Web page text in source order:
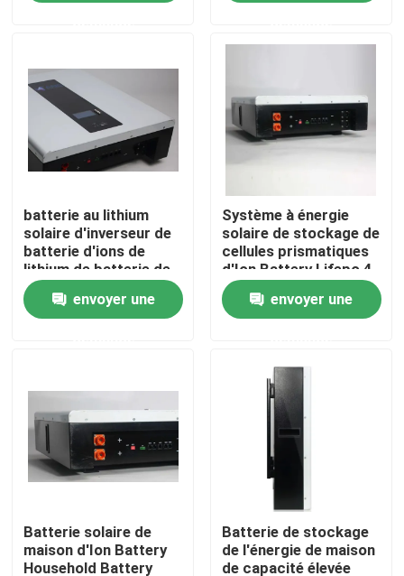
Produits
A propos de nous
Visite d'usine
Contrôle de la qualité
nouvelles
Tous les cas
Systèmes de stockage de batterie résidentiels
batterie au lithium
solaire d'inverseur de
batterie d'ions de
lithium de batterie de
51.2V 48V LiFePO4
envoyer une
Système à énergie
solaire de stockage de
cellules prismatiques
d'Ion Battery Lifepo 4
de lithium
envoyer une
Batterie solaire de
maison d'Ion Battery
Household Battery
Batterie de stockage
de l'énergie de maison
de capacité élevée